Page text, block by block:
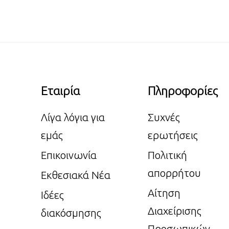
Εταιρία
Λίγα λόγια για
εμάς
Επικοινωνία
Εκθεσιακά Νέα
Ιδέες
διακόσμησης
Πληροφορίες
Συχνές
ερωτήσεις
Πολιτική
απορρήτου
Αίτηση
Διαχείρισης